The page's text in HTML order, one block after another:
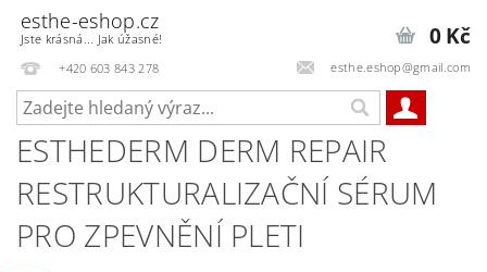
esthe-eshop.cz
Jste krásná... Jak úžasné!
+420 603 843 278
esthe.eshop@gmail.com
0 Kč
ESTHEDERM DERM REPAIR
RESTRUKTURALIZAČNÍ SÉRUM
PRO ZPEVNĚNÍ PLETI